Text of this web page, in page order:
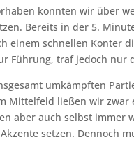
konnten wir über
Bereits in der 5.
einem schnellen Konter
Führung, traf jedoch nur
umkämpften
Mittelfeld ließen wir zwar
aber auch selbst immer
setzen. Dennoch